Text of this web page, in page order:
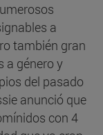
a
también gran
a género y
del pasado
anunció que
con 4